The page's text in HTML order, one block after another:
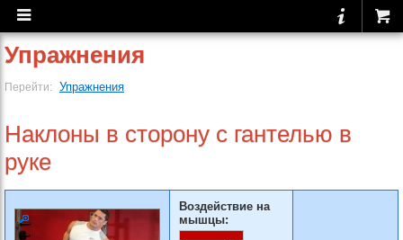
Упражнения
Перейти: Упражнения
Наклоны в сторону с гантелью в
руке
Воздействие на
мышцы: